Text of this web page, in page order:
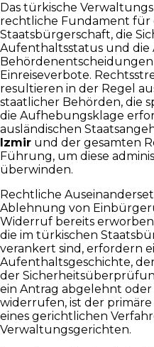
Das türkische
rechtliche Fundament für
Staatsbürgerschaft, die
Aufenthaltsstatus und
Einreiseverbote.
resultieren in der Regel
staatlicher Behörden, die
die Aufhebungsklage
ausländischen
Izmir und der gesamten
Führung, um diese
überwinden.
Rechtliche
Ablehnung von
Widerruf bereits
die im türkischen
verankert sind, erfordern
Aufenthaltsgeschichte,
der
ein Antrag abgelehnt
widerrufen, ist der
eines gerichtlichen
Verwaltungsgerichten.